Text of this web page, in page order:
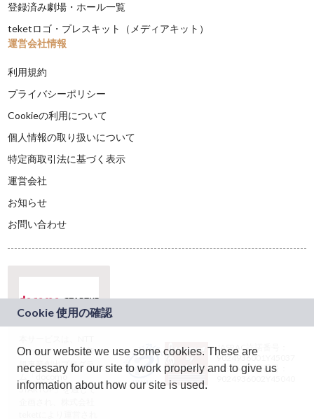
登録済み劇場・ホール一覧
teketロゴ・プレスキット（メディアキット）
運営会社情報
利用規約
プライバシーポリシー
Cookieの利用について
個人情報の取り扱いについて
特定商取引法に基づく表示
運営会社
お知らせ
お問い合わせ
ドコモグループの新
規事業創出プログラ
ム「docomo
STARTUP」を通じて
JASRAC許諾番号：
9024936001Y45037
JASRAC許諾番号：
On our website we use some cookies. These are
necessary for our site to work properly and to give us
information about how our site is used.